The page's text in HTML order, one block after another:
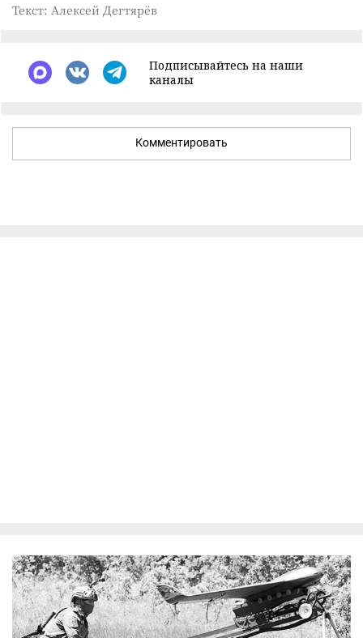
Текст: Алексей Дегтярёв
Подписывайтесь на наши
каналы
Комментировать